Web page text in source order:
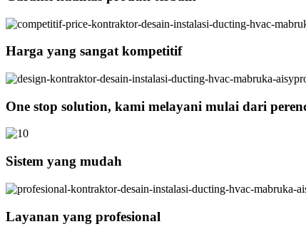
Harga yang sangat kompetitif
One stop solution, kami melayani mulai dari
Sistem yang mudah
Layanan yang profesional